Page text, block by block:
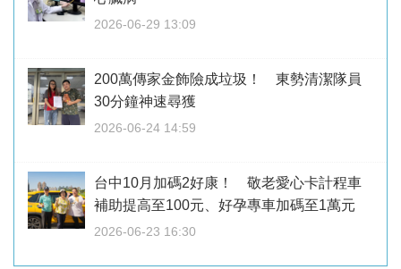
2026-06-29 13:09
200萬傳家金飾險成垃圾！ 東勢清潔隊員
30分鐘神速尋獲
2026-06-24 14:59
台中10月加碼2好康！ 敬老愛心卡計程車
補助提高至100元、好孕專車加碼至1萬元
2026-06-23 16:30